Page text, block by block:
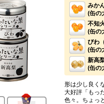
カード無料
6個入り のし対応
みか
(缶の
不知
(缶の
びわ
(缶の
新高
(缶の
形は少し良く
大好評「もっ
色々。ちょっ